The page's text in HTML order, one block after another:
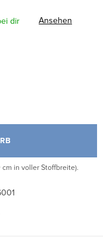
Ansehen
cm in voller Stoffbreite).